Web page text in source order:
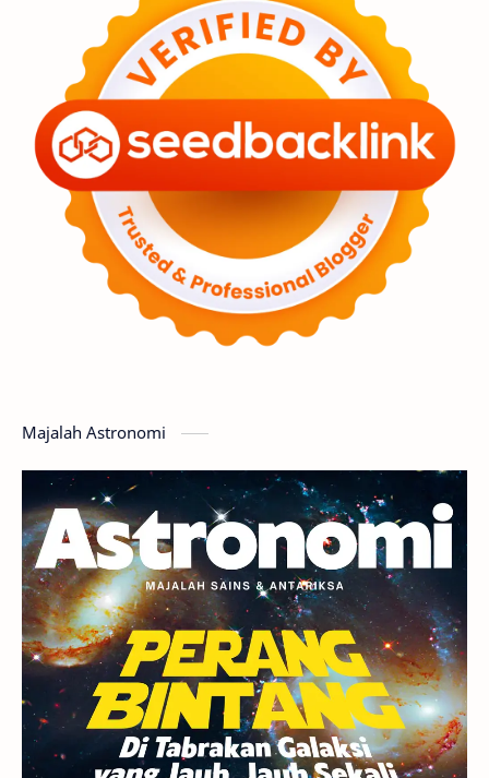
Asteroid Observasi
Premium Komet Bulan
Penelitian Serba-serbi Satelit
Luar Angkasa Video Aurora
Supernova Nebula Sponsored
Mars Planet Katai
GMT 2016
Planet Kerdil Bumi Pengetahuan
Berita Hujan Meteor Satelit Alami
Rasi Bintang Teleskop Saturnus
GBT 2018 UFO Advertorial
Astrofotografi
Stasiun Luar Angkasa Internasional
Majalah Astronomi